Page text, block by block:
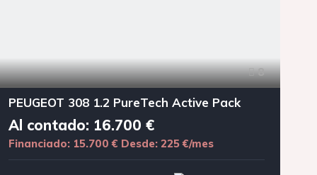
8
PEUGEOT 308 1.2 PureTech Active Pack
Al contado: 16.700 €
Financiado: 15.700 € Desde: 225 €/mes